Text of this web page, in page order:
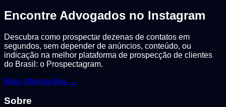
Encontre Advogados no Instagram
Descubra como prospectar dezenas de contatos em
segundos, sem depender de anúncios, conteúdo, ou
indicação na melhor plataforma de prospecção de clientes
do Brasil: o Prospectagram.
Mais informações →
Sobre